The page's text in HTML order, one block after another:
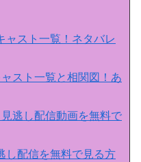
ャスト一覧！ネタバレ
スト一覧と相関図！あ
逃し配信動画を無料で
し配信を無料で見る方